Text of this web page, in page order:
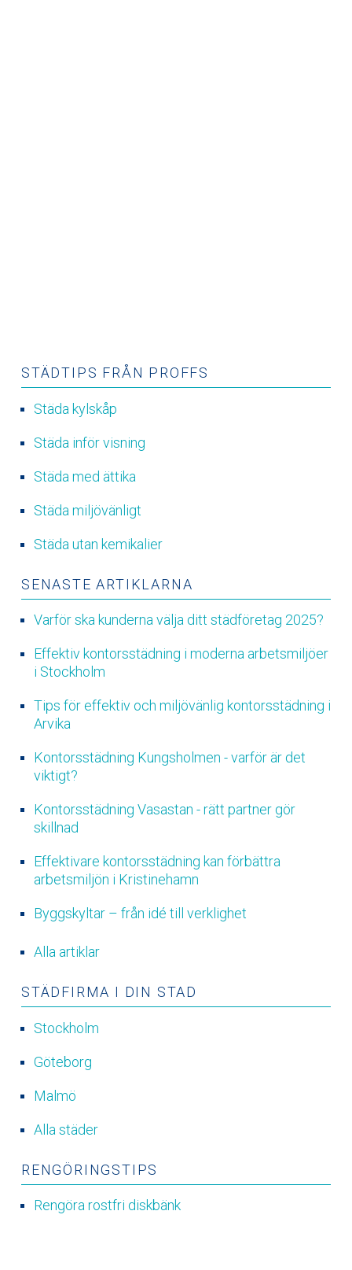
STÄDTIPS FRÅN PROFFS
Städa kylskåp
Städa inför visning
Städa med ättika
Städa miljövänligt
Städa utan kemikalier
SENASTE ARTIKLARNA
Varför ska kunderna välja ditt städföretag 2025?
Effektiv kontorsstädning i moderna arbetsmiljöer
i Stockholm
Tips för effektiv och miljövänlig kontorsstädning i
Arvika
Kontorsstädning Kungsholmen - varför är det
viktigt?
Kontorsstädning Vasastan - rätt partner gör
skillnad
Effektivare kontorsstädning kan förbättra
arbetsmiljön i Kristinehamn
Byggskyltar – från idé till verklighet
Alla artiklar
STÄDFIRMA I DIN STAD
Stockholm
Göteborg
Malmö
Alla städer
RENGÖRINGSTIPS
Rengöra rostfri diskbänk